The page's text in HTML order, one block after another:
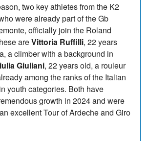
two key athletes from the K2
were already part of the Gb
officially join the Roland
areVittoria Ruffilli, 22 years
a climber with a background in
Giuliani, 22 years old, a rouleur
among the ranks of the Italian
youth categories. Both have
growth in 2024 and were
excellent Tour of Ardeche and Giro